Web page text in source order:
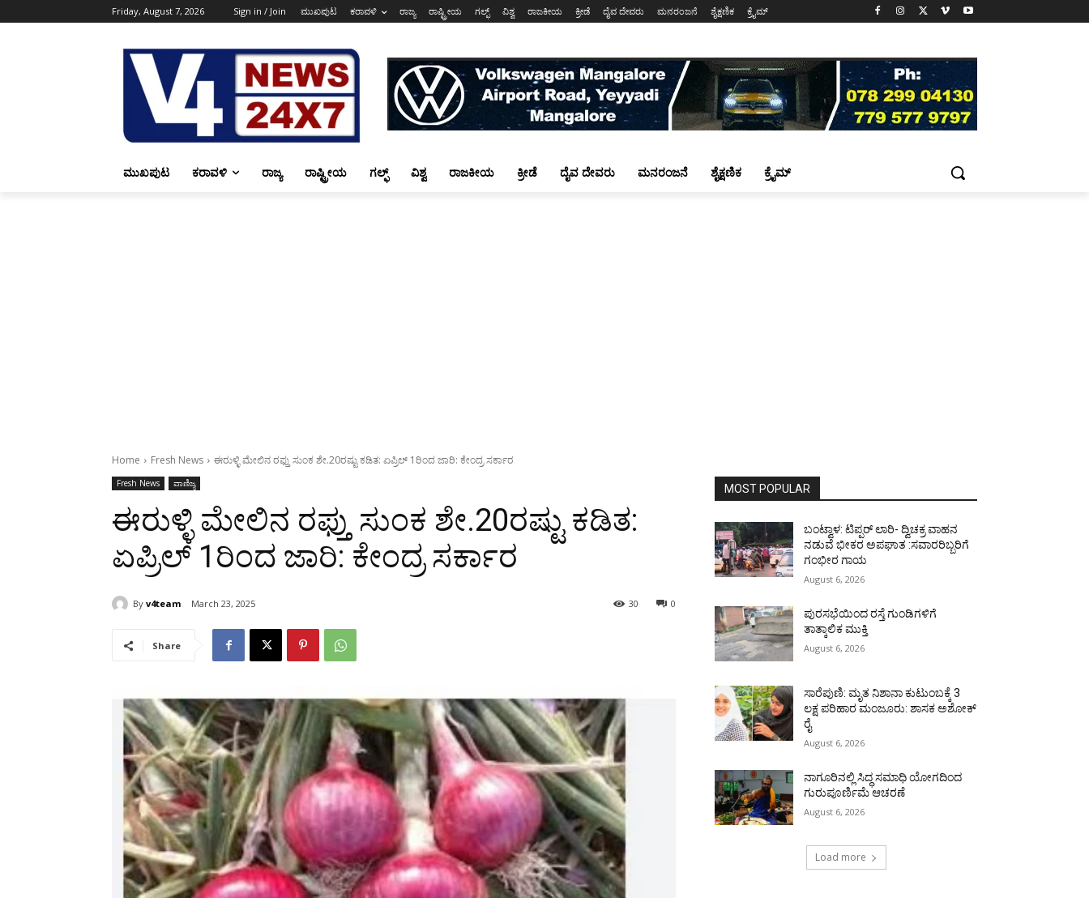
Friday, August 7, 2026 Sign in / Join ಮುಖಪುಟ ಕರಾವಳಿ ರಾಜ್ಯ ರಾಷ್ಟ್ರೀಯ ಗಲ್ಫ್ ವಿಶ್ವ ರಾಜಕೀಯ ಕ್ರೀಡೆ ದೈವ ದೇವರು ಮನರಂಜನೆ ಶೈಕ್ಷಣಿಕ ಕ್ರೈಮ್
ಮುಖಪುಟ ಕರಾವಳಿ ರಾಜ್ಯ ರಾಷ್ಟ್ರೀಯ ಗಲ್ಫ್ ವಿಶ್ವ ರಾಜಕೀಯ ಕ್ರೀಡೆ ದೈವ ದೇವರು ಮನರಂಜನೆ ಶೈಕ್ಷಣಿಕ ಕ್ರೈಮ್
Home Fresh News ಈರುಳ್ಳಿ ಮೇಲಿನ ರಫ್ತು ಸುಂಕ ಶೇ.20ರಷ್ಟು ಕಡಿತ: ಏಪ್ರಿಲ್ 1ರಿಂದ ಜಾರಿ: ಕೇಂದ್ರ ಸರ್ಕಾರ
Fresh News ವಾಣಿಜ್ಯ
ಈರುಳ್ಳಿ ಮೇಲಿನ ರಫ್ತು ಸುಂಕ ಶೇ.20ರಷ್ಟು ಕಡಿತ:
ಏಪ್ರಿಲ್ 1ರಿಂದ ಜಾರಿ: ಕೇಂದ್ರ ಸರ್ಕಾರ
By v4team March 23, 2025 0
30
Share
MOST POPULAR
ಬಂಟ್ವಾಳ: ಟಿಪ್ಪರ್ ಲಾರಿ- ದ್ವಿಚಕ್ರ ವಾಹನ
ನಡುವೆ ಭೀಕರ ಅಪಘಾತ :ಸವಾರರಿಬ್ಬರಿಗೆ
ಗಂಭೀರ ಗಾಯ
August 6, 2026
ಪುರಸಭೆಯಿಂದ ರಸ್ತೆ ಗುಂಡಿಗಳಿಗೆ
ತಾತ್ಕಾಲಿಕ ಮುಕ್ತಿ
August 6, 2026
ಸಾರೆಪುಣಿ: ಮೃತ ನಿಶಾನಾ ಕುಟುಂಬಕ್ಕೆ 3
ಲಕ್ಷ ಪರಿಹಾರ ಮಂಜೂರು: ಶಾಸಕ ಅಶೋಕ್
ರೈ
August 6, 2026
ನಾಗೂರಿನಲ್ಲಿ ಸಿದ್ಧ ಸಮಾಧಿ ಯೋಗದಿಂದ
ಗುರುಪೂರ್ಣಿಮೆ ಆಚರಣೆ
August 6, 2026
Load more